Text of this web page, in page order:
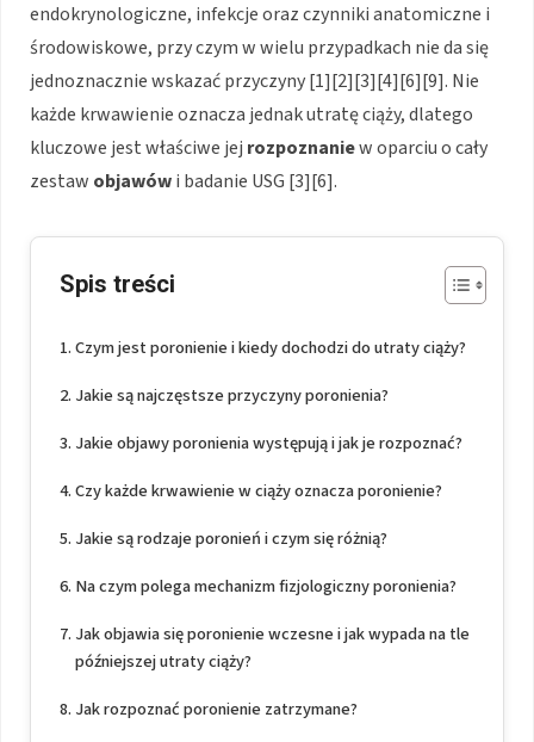
endokrynologiczne, infekcje oraz czynniki anatomiczne i
środowiskowe, przy czym w wielu przypadkach nie da się
jednoznacznie wskazać przyczyny [1][2][3][4][6][9]. Nie
każde krwawienie oznacza jednak utratę ciąży, dlatego
kluczowe jest właściwe jej rozpoznaniew oparciu o cały
zestaw objawówi badanie USG [3][6].
Spis treści
Czym jest poronienie i kiedy dochodzi do utraty ciąży?
Jakie są najczęstsze przyczyny poronienia?
Jakie objawy poronienia występują i jak je rozpoznać?
Czy każde krwawienie w ciąży oznacza poronienie?
Jakie są rodzaje poronień i czym się różnią?
Na czym polega mechanizm fizjologiczny poronienia?
Jak objawia się poronienie wczesne i jak wypada na tle
późniejszej utraty ciąży?
Jak rozpoznać poronienie zatrzymane?